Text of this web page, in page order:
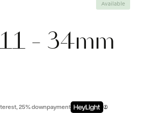
Available
- 34mm
25% downpayment